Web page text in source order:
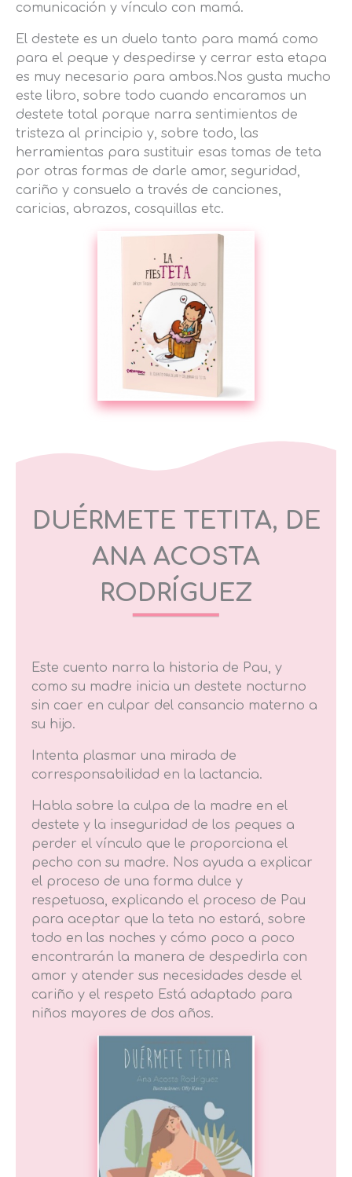
comunicación y vínculo con mamá.
El destete es un duelo tanto para mamá como
para el peque y despedirse y cerrar esta etapa
es muy necesario para ambos.Nos gusta mucho
este libro, sobre todo cuando encaramos un
destete total porque narra sentimientos de
tristeza al principio y, sobre todo, las
herramientas para sustituir esas tomas de teta
por otras formas de darle amor, seguridad,
cariño y consuelo a través de canciones,
caricias, abrazos, cosquillas etc.
DUÉRMETE TETITA, DE
ANA ACOSTA
RODRÍGUEZ
Este cuento narra la historia de Pau, y
como su madre inicia un destete nocturno
sin caer en culpar del cansancio materno a
su hijo.
Intenta plasmar una mirada de
corresponsabilidad en la lactancia.
Habla sobre la culpa de la madre en el
destete y la inseguridad de los peques a
perder el vínculo que le proporciona el
pecho con su madre. Nos ayuda a explicar
el proceso de una forma dulce y
respetuosa, explicando el proceso de Pau
para aceptar que la teta no estará, sobre
todo en las noches y cómo poco a poco
encontrarán la manera de despedirla con
amor y atender sus necesidades desde el
cariño y el respeto Está adaptado para
niños mayores de dos años.